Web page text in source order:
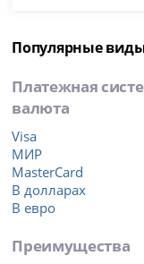
Популярные
Платежная
валюта
Visa
МИР
MasterCard
В долларах
В евро
Преимущества